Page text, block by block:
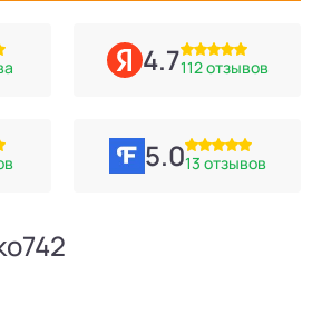
4.7112 отзывов
5.013 отзывов